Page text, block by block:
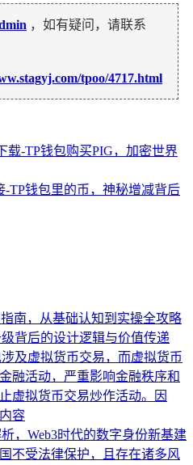
，如有疑问，请联系
tpoo/4717.html
载-TP钱包购买PIG，加密世界
-TP钱包里的币，神秘增减背后
南，从基础认知到实操全攻略
背后的设计逻辑与价值传递
及虚拟货币交易，而虚拟货币
融活动，严重影响金融秩序和
虚拟货币交易炒作活动。因
容
，Web3时代的数字身份新基建
不受法律保护，且存在诸多风